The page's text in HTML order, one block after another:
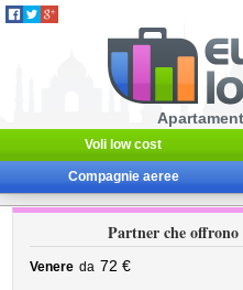
Voli low cost
Compagnie aeree
Partner che
Venere da 72 €